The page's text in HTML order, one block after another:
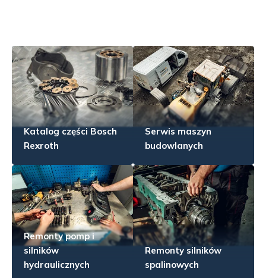
Katalog części Bosch
Rexroth
Serwis maszyn
budowlanych
Remonty pomp i
silników
hydraulicznych
Remonty silników
spalinowych